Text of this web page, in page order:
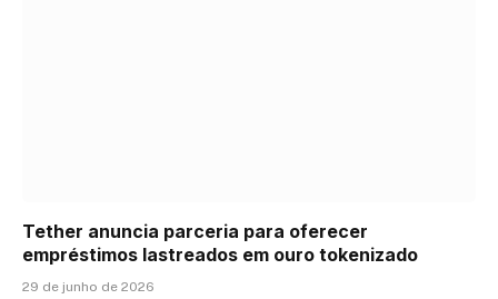
Tether anuncia parceria para oferecer
empréstimos lastreados em ouro tokenizado
29 de junho de 2026